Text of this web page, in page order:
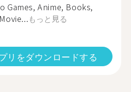
Games, Anime, Books,
もっと見る
リをダウンロードする